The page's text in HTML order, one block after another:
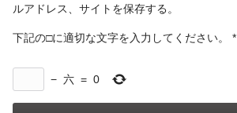
ルアドレス、サイトを保存する。
下記の□に適切な文字を入力してください。 *
− 六 = 0